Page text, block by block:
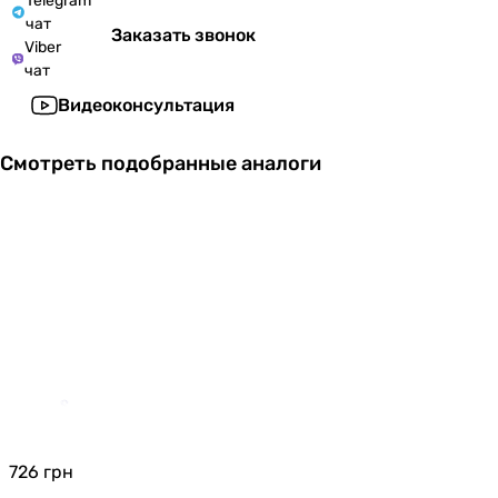
чат
Viber
чат
Заказать звонок
Видеоконсультация
Смотреть подобранные аналоги
726 грн